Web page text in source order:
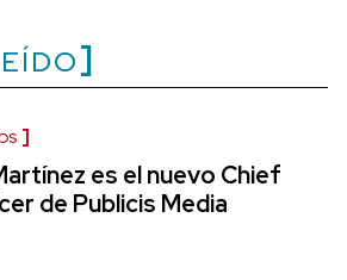
es el nuevo Chief
de Publicis Media